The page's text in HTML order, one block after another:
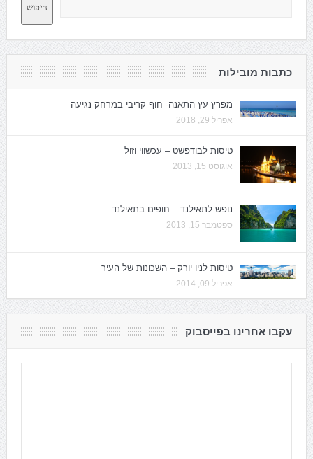
חיפוש
כתבות מובילות
מפרץ עץ התאנה- חוף קריבי במרחק נגיעה
אפריל 29, 2018
טיסות לבודפשט – עכשווי וזול
אוגוסט 15, 2013
נופש לתאילנד – חופים בתאילנד
ספטמבר 15, 2013
טיסות לניו יורק – השכונות של העיר
אפריל 09, 2014
עקבו אחרינו בפייסבוק